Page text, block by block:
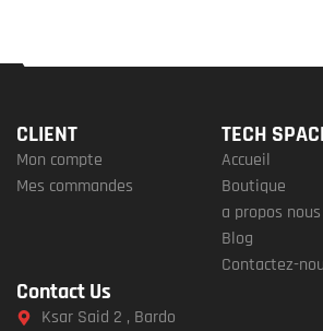
CLIENT
Mon compte
Mes commandes
TECH
Accueil
Boutique
a propos nous
Blog
Contactez-
Contact Us
Ksar Said 2 , Bardo